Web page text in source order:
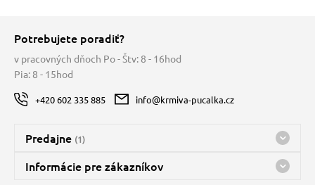
Potrebujete poradiť?
v pracovných dňoch Po - Štv: 8 - 16hod
Pia: 8 - 15hod
+420 602 335 885 info@krmiva-pucalka.cz
Predajne (1)
Predajňa a sklad Kbely
Bohužiaľ, momentálne máme zatvorené
Informácie pre zákazníkov